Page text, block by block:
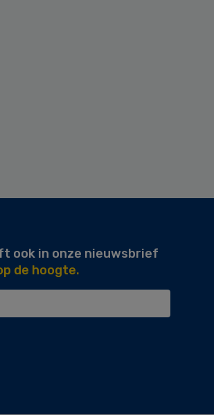
ook in onze nieuwsbrief
de hoogte.